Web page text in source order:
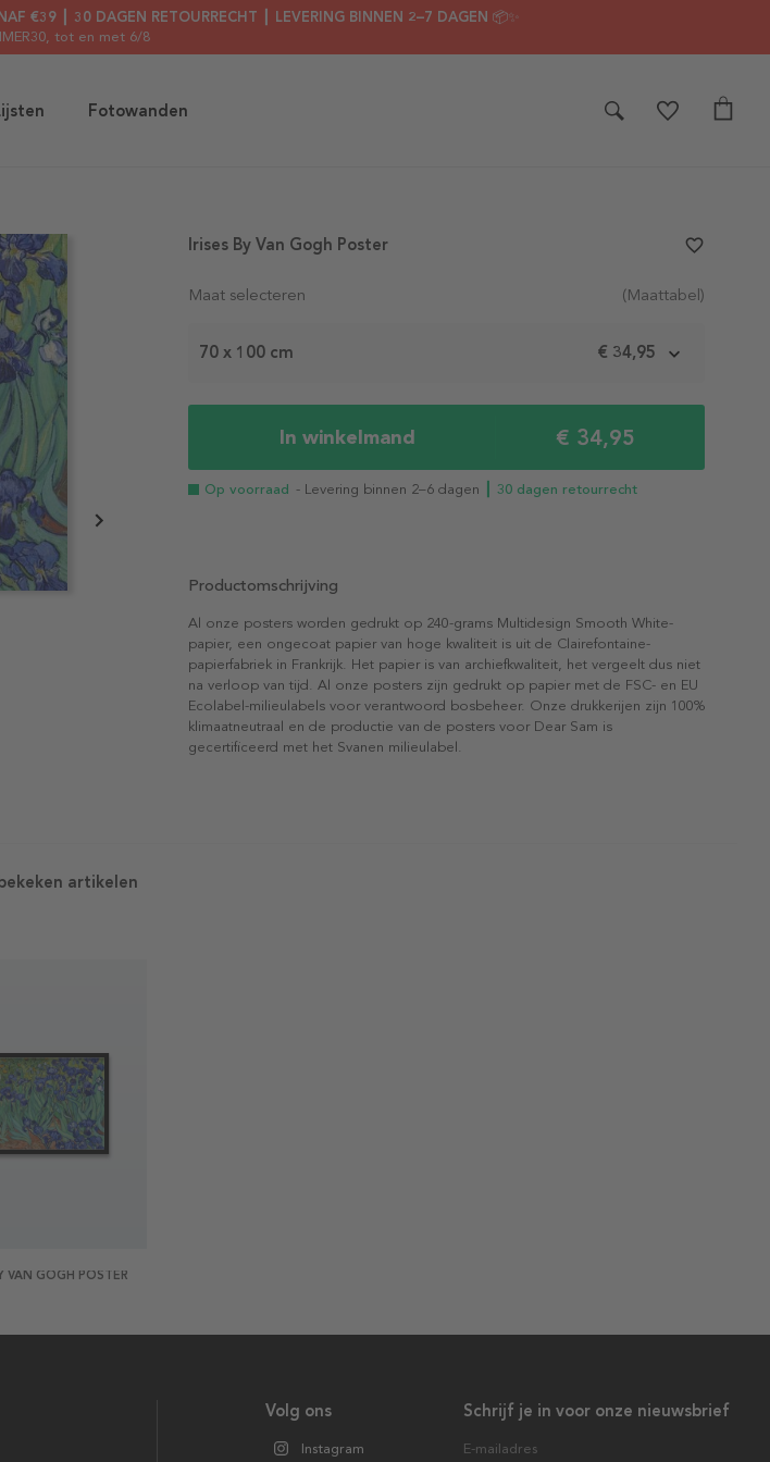
€39 ┃ 30 DAGEN RETOURRECHT ┃ LEVERING BINNEN 2–7 DAGEN 📦✨
, tot en met 6/8
Fotowanden
Maat selecteren (Maattabel)
70 x 100 cm € 34,95
In winkelmand € 34,95
Op voorraad - Levering binnen 2–6 dagen ┃ 30 dagen retourrecht
Irises By Van Gogh Poster favorite_border
Productomschrijving
Al onze posters worden gedrukt op 240-grams Multidesign Smooth White-
papier, een ongecoat papier van hoge kwaliteit is uit de Clairefontaine-
papierfabriek in Frankrijk. Het papier is van archiefkwaliteit, het vergeelt dus niet
na verloop van tijd. Al onze posters zijn gedrukt op papier met de FSC- en EU
Ecolabel-milieulabels voor verantwoord bosbeheer. Onze drukkerijen zijn 100%
klimaatneutraal en de productie van de posters voor Dear Sam is
gecertificeerd met het Svanen milieulabel.
artikelen
VAN GOGH POSTER
Schrijf je in voor onze nieuwsbrief
E-mailadres
Volg ons
Instagram